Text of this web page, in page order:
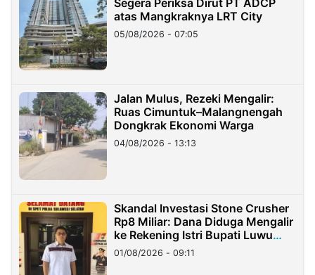
atas Mangkraknya LRT City
05/08/2026 - 07:05
Jalan Mulus, Rezeki Mengalir:
Ruas Cimuntuk–Malangnengah
Dongkrak Ekonomi Warga
04/08/2026 - 13:13
Skandal Investasi Stone Crusher
Rp8 Miliar: Dana Diduga Mengalir
ke Rekening Istri Bupati Luwu
Timur
01/08/2026 - 09:11